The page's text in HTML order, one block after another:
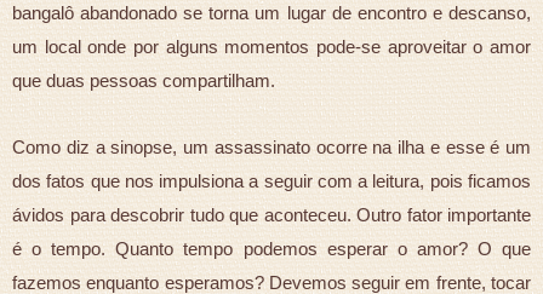
bangalô abandonado se torna um lugar de encontro e descanso,
um local onde por alguns momentos pode-se aproveitar o amor
que duas pessoas compartilham.
Como diz a sinopse, um assassinato ocorre na ilha e esse é um
dos fatos que nos impulsiona a seguir com a leitura, pois ficamos
ávidos para descobrir tudo que aconteceu. Outro fator importante
é o tempo. Quanto tempo podemos esperar o amor? O que
fazemos enquanto esperamos? Devemos seguir em frente, tocar